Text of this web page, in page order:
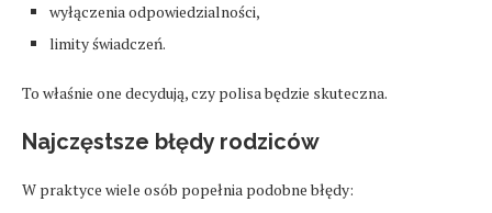
wyłączenia odpowiedzialności,
limity świadczeń.
To właśnie one decydują, czy polisa będzie skuteczna.
Najczęstsze błędy rodziców
W praktyce wiele osób popełnia podobne błędy: